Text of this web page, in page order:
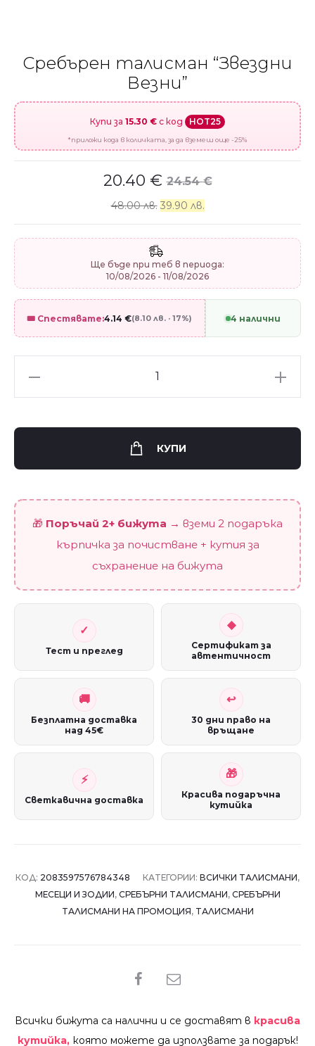
Сребърен талисман “Звездни
Везни”
Купи за 15.30 € с код HOT25
*приложи кода в количката, за да вземеш още -25%
24.54€
20.40 €
48.00 лв. 39.90 лв.
Ще бъде при теб в периода:
10/08/2026 - 11/08/2026
🎟️ Спестявате:4.14€(8.10 лв. · 17%) 4 налични
"Звездни
quantity
КУПИ
🎁 Поръчай 2+ бижута → вземи 2 подаръка
кърпичка за почистване + кутия за
съхранение на бижута
Тест и преглед
Сертификат за
автентичност
Безплатна доставка
над 45€
30 дни право на
връщане
Светкавична доставка
Красива подаръчна
кутийка
КОД: 2083597576784348 КАТЕГОРИИ: ВСИЧКИ ТАЛИСМАНИ,
МЕСЕЦИ И ЗОДИИ, СРЕБЪРНИ ТАЛИСМАНИ, СРЕБЪРНИ
ТАЛИСМАНИ НА ПРОМОЦИЯ, ТАЛИСМАНИ
SHARE
Всички бижута са налични и се доставят в красива
кутийка, която можете да използвате за подарък!